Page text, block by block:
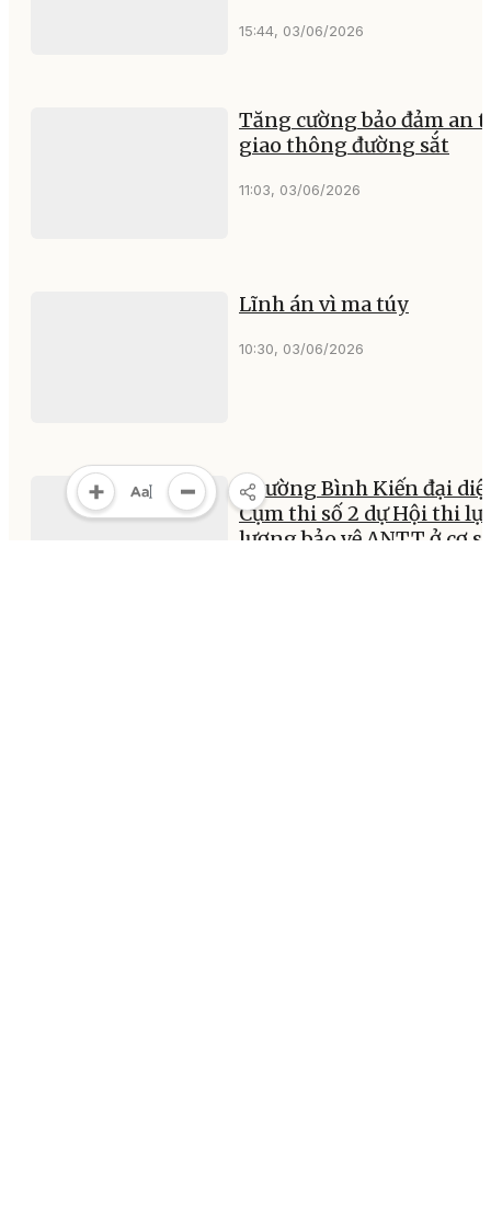
15:44, 03/06/2026
Tăng cường bảo đảm an
giao thông đường sắt
11:03, 03/06/2026
Lĩnh án vì ma túy
10:30, 03/06/2026
Phường Bình Kiến đại
Cụm thi số 2 dự Hội thi
lượng bảo vệ ANTT ở cơ